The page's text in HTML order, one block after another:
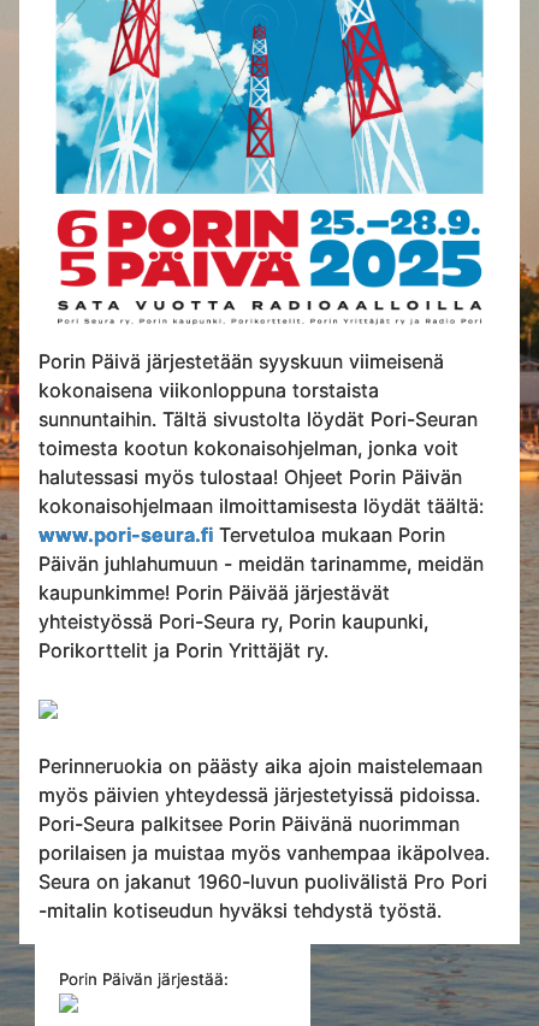
Porin Päivä järjestetään syyskuun viimeisenä
kokonaisena viikonloppuna torstaista
sunnuntaihin. Tältä sivustolta löydät Pori-Seuran
toimesta kootun kokonaisohjelman, jonka voit
halutessasi myös tulostaa! Ohjeet Porin Päivän
kokonaisohjelmaan ilmoittamisesta löydät täältä:
www.pori-seura.fi Tervetuloa mukaan Porin
Päivän juhlahumuun - meidän tarinamme, meidän
kaupunkimme! Porin Päivää järjestävät
yhteistyössä Pori-Seura ry, Porin kaupunki,
Porikorttelit ja Porin Yrittäjät ry.
Perinneruokia on päästy aika ajoin maistelemaan
myös päivien yhteydessä järjestetyissä pidoissa.
Pori-Seura palkitsee Porin Päivänä nuorimman
porilaisen ja muistaa myös vanhempaa ikäpolvea.
Seura on jakanut 1960-luvun puolivälistä Pro Pori
-mitalin kotiseudun hyväksi tehdystä työstä.
Porin Päivän järjestää: